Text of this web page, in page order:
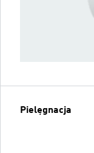
Pielęgnacja